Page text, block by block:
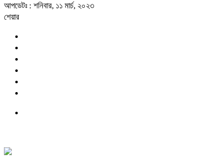
আপডেটঃ : শনিবার, ১১ মার্চ, ২০২৩
শেয়ার